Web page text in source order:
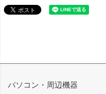
パソコン・周辺機器